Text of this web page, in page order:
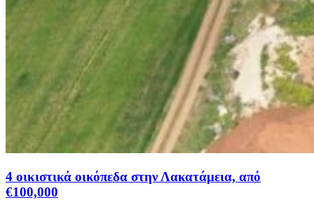
4 οικιστικά οικόπεδα στην Λακατάμεια, από
€100,000